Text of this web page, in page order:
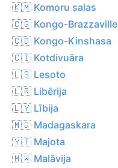
🇰🇲 Komoru salas
🇨🇬 Kongo-Brazzaville
🇨🇩 Kongo-Kinshasa
🇨🇮 Kotdivuāra
🇱🇸 Lesoto
🇱🇷 Libērija
🇱🇾 Lībija
🇲🇬 Madagaskara
🇾🇹 Majota
🇲🇼 Malāvija